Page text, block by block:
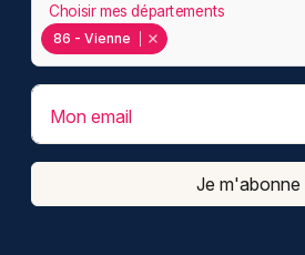
86 - Vienne
Choisir mes départements
Mon email
Je m'abonne